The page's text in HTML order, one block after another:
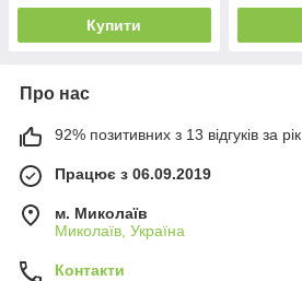
Купити
Про нас
92% позитивних з 13 відгуків за рік
Працює з 06.09.2019
м. Миколаїв
Миколаїв, Україна
Контакти